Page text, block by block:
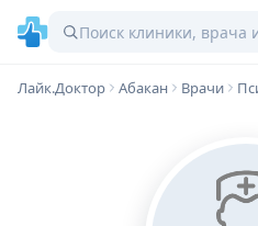
Лайк.Доктор Абакан Врачи